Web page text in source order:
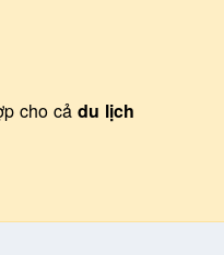
cho cảdu lịch